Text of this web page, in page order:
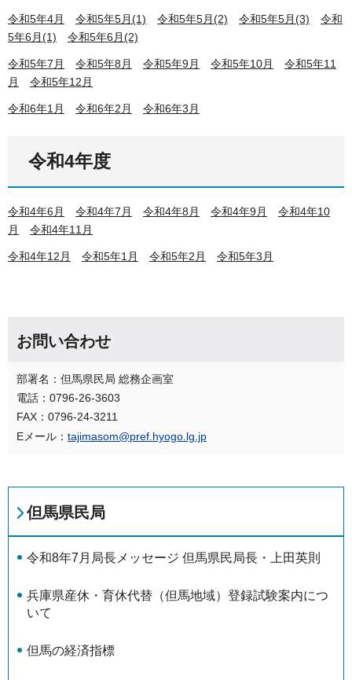
令和5年4月 令和5年5月(1) 令和5年5月(2) 令和5年5月(3)
令和
5年6月(1)
令和5年6月(2)
令和5年7月 令和5年8月 令和5年9月 令和5年10月
令和5年11
月
令和5年12月
令和6年1月 令和6年2月 令和6年3月
令和4年度
令和4年6月 令和4年7月 令和4年8月 令和4年9月
令和4年10
月
令和4年11月
令和4年12月 令和5年1月 令和5年2月 令和5年3月
お問い合わせ
部署名：但馬県民局 総務企画室
電話：0796-26-3603
FAX：0796-24-3211
Eメール： tajimasom@pref.hyogo.lg.jp
但馬県民局
令和8年7月局長メッセージ 但馬県民局長・上田英則
兵庫県産休・育休代替（但馬地域）登録試験案内につ
いて
但馬の経済指標